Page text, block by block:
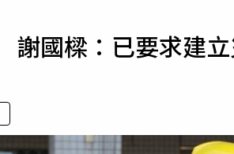
運勢
國樑：已要求建